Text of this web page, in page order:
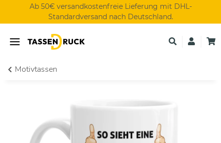
Ab 50€ versandkostenfreie Lieferung mit DHL-
Standardversand nach Deutschland.
Motivtassen